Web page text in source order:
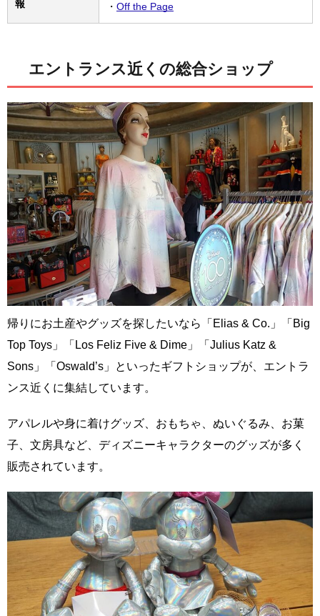
報
・ Off the Page
エントランス近くの総合ショップ
帰りにお土産やグッズを探したいなら「Elias & Co.」「Big
Top Toys」「Los Feliz Five & Dime」「Julius Katz &
Sons」「Oswald’s」といったギフトショップが、エントラ
ンス近くに集結しています。
アパレルや身に着けグッズ、おもちゃ、ぬいぐるみ、お菓
子、文房具など、ディズニーキャラクターのグッズが多く
販売されています。